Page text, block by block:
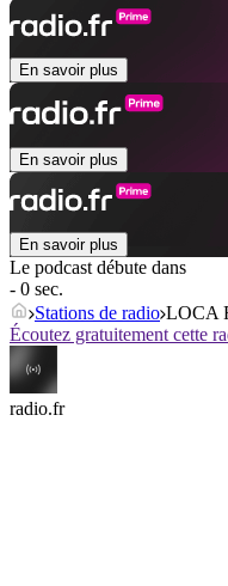
En savoir plus
En savoir plus
En savoir plus
Le podcast débute dans
- 0 sec.
Stations de radio LOCA
Écoutez gratuitement cette
radio.fr